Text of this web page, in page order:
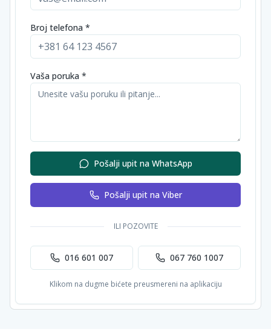
Broj telefona *
Vaša poruka *
Pošalji upit na WhatsApp
Pošalji upit na Viber
ILI POZOVITE
016 601 007 067 760 1007
Klikom na dugme bićete preusmereni na aplikaciju